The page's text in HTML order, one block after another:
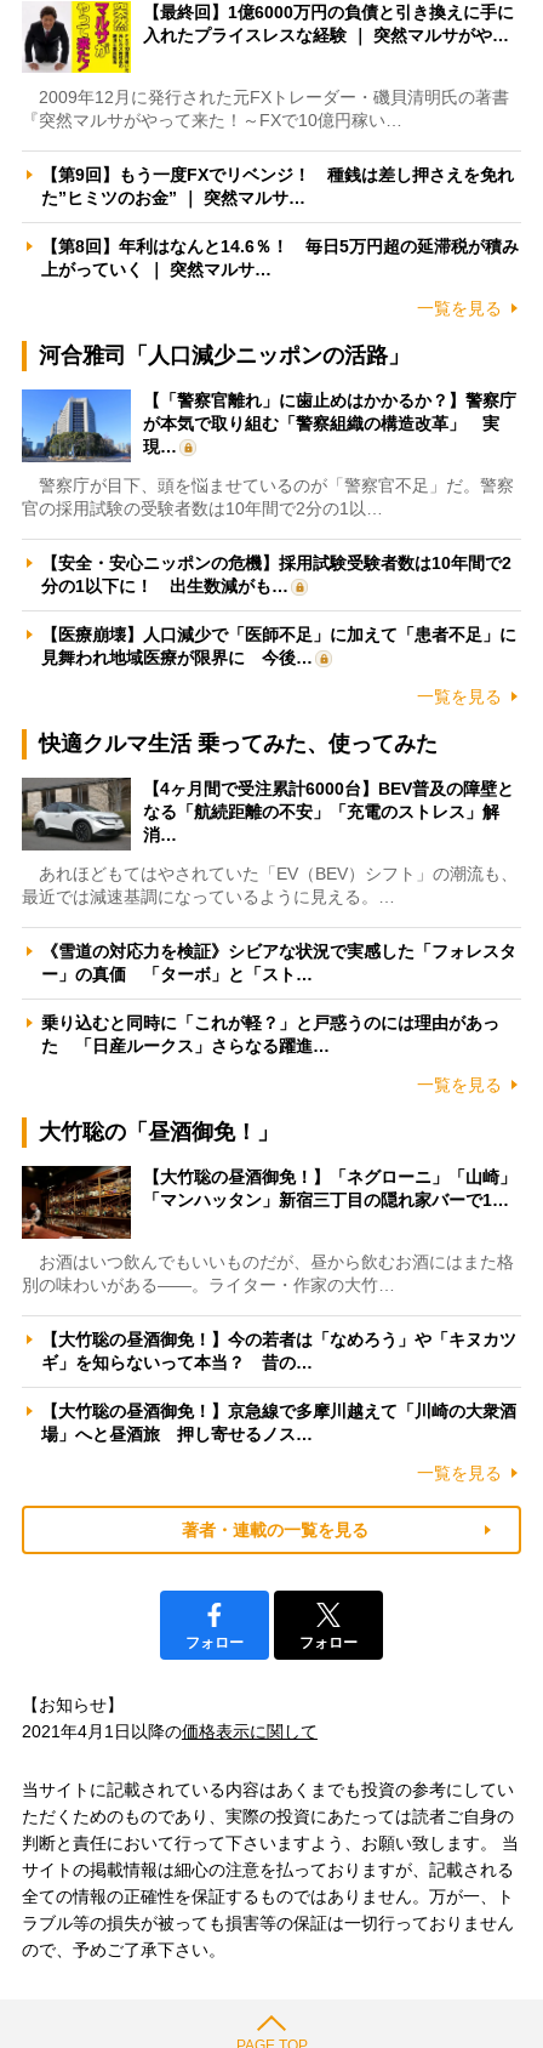
【最終回】1億6000万円の負債と引き換えに手に
入れたプライスレスな経験 ｜ 突然マルサがや…
2009年12月に発行された元FXトレーダー・磯貝清明氏の著書
『突然マルサがやって来た！～FXで10億円稼い…
【第9回】もう一度FXでリベンジ！ 種銭は差し押さえを免れ
た”ヒミツのお金” ｜ 突然マルサ…
【第8回】年利はなんと14.6％！ 毎日5万円超の延滞税が積み
上がっていく ｜ 突然マルサ…
一覧を見る
河合雅司「人口減少ニッポンの活路」
【「警察官離れ」に歯止めはかかるか？】警察庁
が本気で取り組む「警察組織の構造改革」 実
現…
警察庁が目下、頭を悩ませているのが「警察官不足」だ。警察
官の採用試験の受験者数は10年間で2分の1以…
【安全・安心ニッポンの危機】採用試験受験者数は10年間で2
分の1以下に！ 出生数減がも…
【医療崩壊】人口減少で「医師不足」に加えて「患者不足」に
見舞われ地域医療が限界に 今後…
一覧を見る
快適クルマ生活 乗ってみた、使ってみた
【4ヶ月間で受注累計6000台】BEV普及の障壁と
なる「航続距離の不安」「充電のストレス」解
消…
あれほどもてはやされていた「EV（BEV）シフト」の潮流も、
最近では減速基調になっているように見える。…
《雪道の対応力を検証》シビアな状況で実感した「フォレスタ
ー」の真価 「ターボ」と「スト…
乗り込むと同時に「これが軽？」と戸惑うのには理由があっ
た 「日産ルークス」さらなる躍進…
一覧を見る
大竹聡の「昼酒御免！」
【大竹聡の昼酒御免！】「ネグローニ」「山崎」
「マンハッタン」新宿三丁目の隠れ家バーで1…
お酒はいつ飲んでもいいものだが、昼から飲むお酒にはまた格
別の味わいがある――。ライター・作家の大竹…
【大竹聡の昼酒御免！】今の若者は「なめろう」や「キヌカツ
ギ」を知らないって本当？ 昔の…
【大竹聡の昼酒御免！】京急線で多摩川越えて「川崎の大衆酒
場」へと昼酒旅 押し寄せるノス…
一覧を見る
著者・連載の一覧を見る
フォロー フォロー
【お知らせ】
2021年4月1日以降の価格表示に関して
当サイトに記載されている内容はあくまでも投資の参考にしてい
ただくためのものであり、実際の投資にあたっては読者ご自身の
判断と責任において行って下さいますよう、お願い致します。 当
サイトの掲載情報は細心の注意を払っておりますが、記載される
全ての情報の正確性を保証するものではありません。万が一、ト
ラブル等の損失が被っても損害等の保証は一切行っておりません
ので、予めご了承下さい。